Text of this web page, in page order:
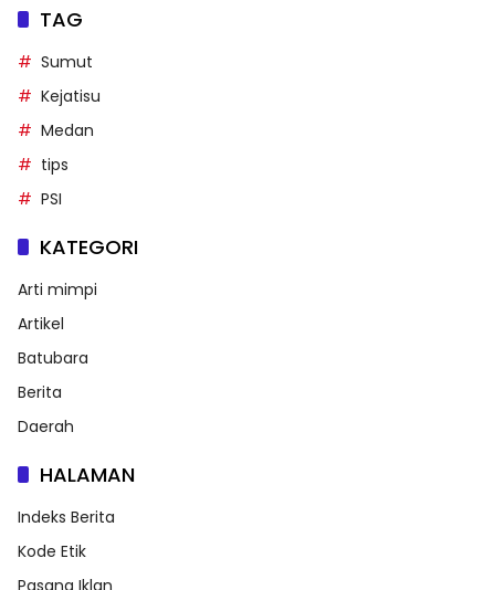
TAG
Sumut
Kejatisu
Medan
tips
PSI
KATEGORI
Arti mimpi
Artikel
Batubara
Berita
Daerah
HALAMAN
Indeks Berita
Kode Etik
Pasang Iklan